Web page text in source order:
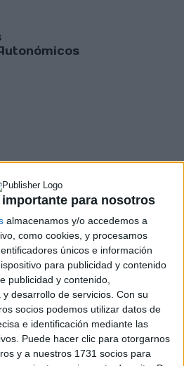
para nosotros
almacenamos y/o accedemos a
como cookies, y procesamos
únicos e información
para publicidad y contenido
publicidad y contenido,
desarrollo de servicios. Con su
socios podemos utilizar datos de
e identificación mediante las
Puede hacer clic para otorgarnos
y a nuestros 1731 socios para
ofrecer diferentes
ajenos para que los
adquirir